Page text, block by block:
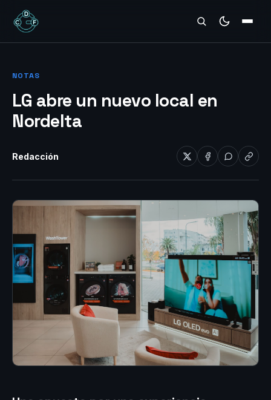
REVIEWS
NOTAS
LG abre un nuevo local en
Nordelta
Redacción